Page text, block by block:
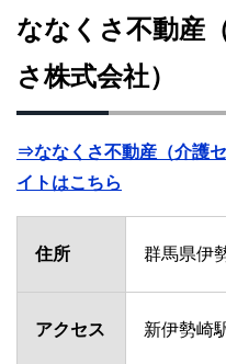
ななくさ不動産
さ株式会社）
⇒ななくさ不動産（介護
イトはこちら
住所 群馬県伊
アクセス 新伊勢崎